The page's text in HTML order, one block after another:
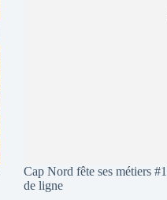
Cap Nord fête ses métiers
de ligne